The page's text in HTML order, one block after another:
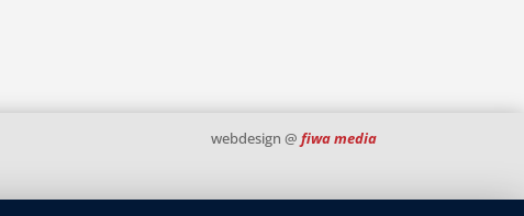
webdesign @ fiwa media